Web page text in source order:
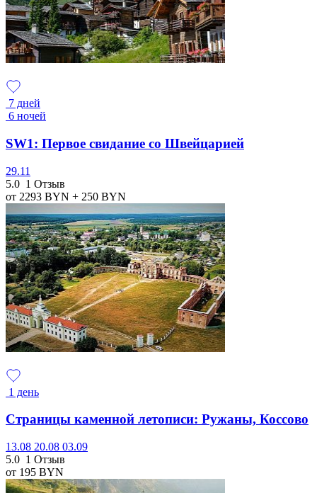
7 дней
6 ночей
SW1: Первое свидание со Швейцарией
29.11
5.0 1 Отзыв
от 2293 BYN + 250 BYN
1 день
Страницы каменной летописи: Ружаны, Коссово
13.08 20.08 03.09
5.0 1 Отзыв
от 195 BYN